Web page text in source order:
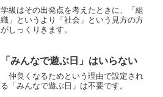
学級はその出発点を考えたときに、「組
織」というより「社会」という見方の方
がしっくりきます。
「みんなで遊ぶ日」はいらない
仲良くなるためという理由で設定され
る「みんなで遊ぶ日」は不要です。